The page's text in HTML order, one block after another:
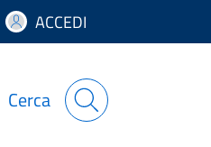
ACCEDI
Cerca